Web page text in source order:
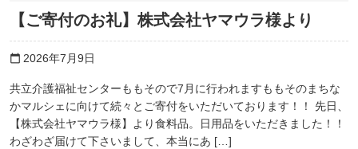
【ご寄付のお礼】株式会社ヤマウラ様より
calendar_today 2026年7月9日
共立介護福祉センターももそので7月に行われますももそのまちな
かマルシェに向けて続々とご寄付をいただいております！！ 先日、
【株式会社ヤマウラ様】より食料品。日用品をいただきました！！
わざわざ届けて下さいまして、本当にあ […]